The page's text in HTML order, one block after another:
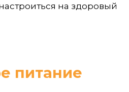
на здоровый
питание